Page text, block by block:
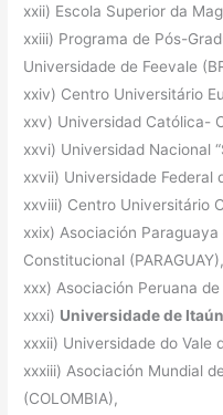
xxii) Escola Superior da
xxiii) Programa de Pós-
Universidade de Feevale
xxiv) Centro Universitário
xxv) Universidad Católica-
xxvi) Universidad Nacional
xxvii) Universidade Federal
xxviii) Centro Universitário
xxix) Asociación
Constitucional (PARAGUAY),
xxx) Asociación Peruana
xxxi) Universidade de
xxxii) Universidade do Vale
xxxiii) Asociación Mundial
(COLOMBIA),